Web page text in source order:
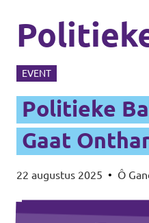
EVENT
Politieke
Gaat
22 augustus 2025 • Ô